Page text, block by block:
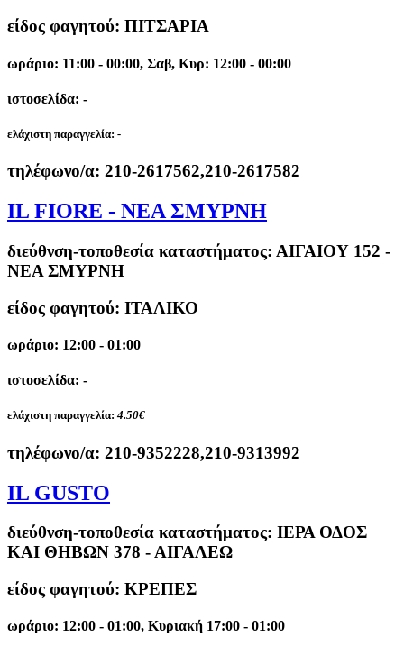
είδος φαγητού: ΠΙΤΣΑΡΙΑ
ωράριο: 11:00 - 00:00, Σαβ, Κυρ: 12:00 - 00:00
ιστοσελίδα: -
ελάχιστη παραγγελία: -
τηλέφωνο/α: 210-2617562,210-2617582
IL FIORE - ΝΕΑ ΣΜΥΡΝΗ
διεύθνση-τοποθεσία καταστήματος: ΑΙΓΑΙΟΥ 152 -
ΝΕΑ ΣΜΥΡΝΗ
είδος φαγητού: ΙΤΑΛΙΚΟ
ωράριο: 12:00 - 01:00
ιστοσελίδα: -
ελάχιστη παραγγελία: 4.50€
τηλέφωνο/α: 210-9352228,210-9313992
IL GUSTO
διεύθνση-τοποθεσία καταστήματος: ΙΕΡΑ ΟΔΟΣ
ΚΑΙ ΘΗΒΩΝ 378 - ΑΙΓΑΛΕΩ
είδος φαγητού: ΚΡΕΠΕΣ
ωράριο: 12:00 - 01:00, Κυριακή 17:00 - 01:00